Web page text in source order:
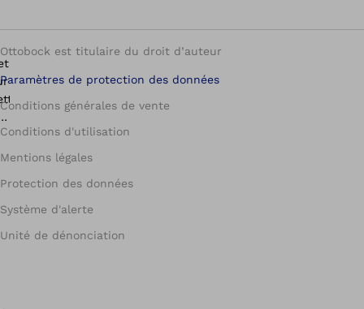
Ottobock est titulaire du droit d’auteur
Paramètres de protection des données
Conditions générales de vente
Conditions d'utilisation
Mentions légales
Protection des données
Système d'alerte
Unité de dénonciation